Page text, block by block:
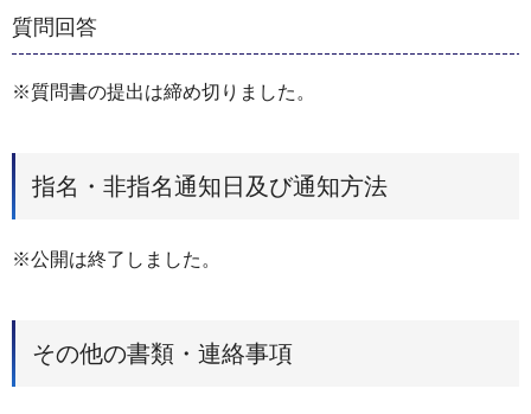
質問回答
※質問書の提出は締め切りました。
指名・非指名通知日及び通知方法
※公開は終了しました。
その他の書類・連絡事項